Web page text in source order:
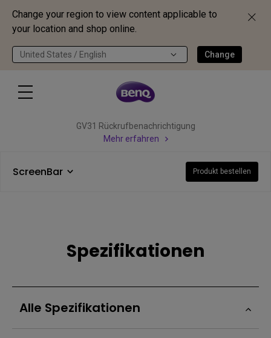
Change your region to view content applicable to
your location and shop online.
United States / English Change
GV31 Rückrufbenachrichtigung
Mehr erfahren
ScreenBar Produkt bestellen
Spezifikationen
Alle Spezifikationen